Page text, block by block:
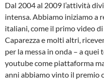
Dal 2004 al 2009 l’attività
intensa. Abbiamo iniziamo a
italiani, come il primo video
Caparezza e molti altri,
per la messa in onda – a
youtube come piattaforma
anni abbiamo vinto il premio